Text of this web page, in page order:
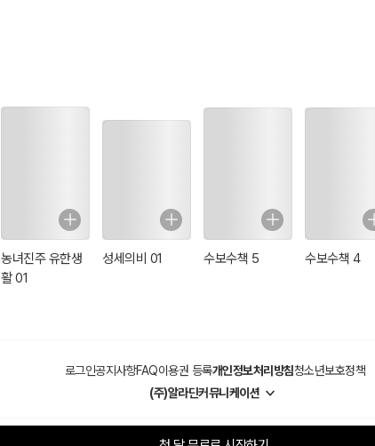
농녀진주 유한생
활 01
성세의비 01 수보수책 5 수보수책 4
로그인공지사항FAQ이용권 등록개인정보처리방침청소년보호정책
(주)알라딘커뮤니케이션